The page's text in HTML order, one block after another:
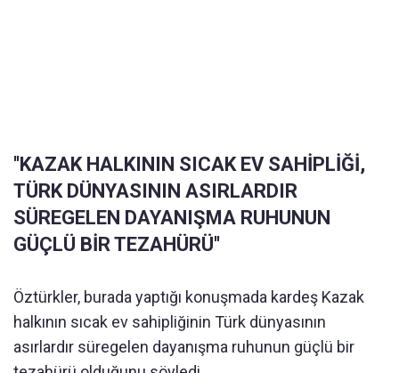
''KAZAK HALKININ SICAK EV SAHİPLİĞİ,
TÜRK DÜNYASININ ASIRLARDIR
SÜREGELEN DAYANIŞMA RUHUNUN
GÜÇLÜ BİR TEZAHÜRÜ''
Öztürkler, burada yaptığı konuşmada kardeş Kazak
halkının sıcak ev sahipliğinin Türk dünyasının
asırlardır süregelen dayanışma ruhunun güçlü bir